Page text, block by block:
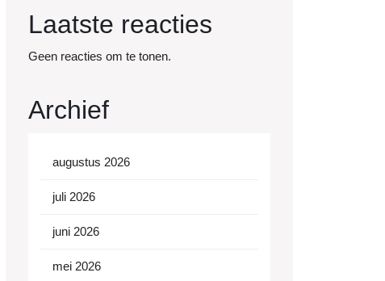
Laatste reacties
Geen reacties om te tonen.
Archief
augustus 2026
juli 2026
juni 2026
mei 2026